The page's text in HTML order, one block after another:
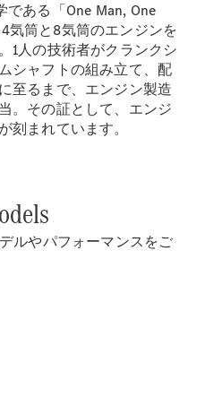
である「One Man, One
気筒と8気筒のエンジンを
1人の技術者がクランクシ
シャフトの組み立て、配
至るまで、エンジン製造
。その証として、エンジ
刻まれています。
ルやパフォーマンスをご